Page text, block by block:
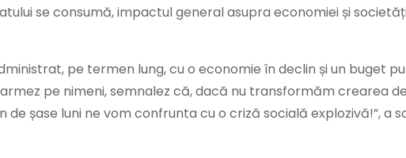
se consumă, impactul general asupra economiei și
pe termen lung, cu o economie în declin și un buget
pe nimeni, semnalez că, dacă nu transformăm crearea
șase luni ne vom confrunta cu o criză socială explozivă!”, a